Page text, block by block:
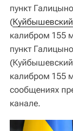
пункт
(
калибром 155
пункт
калибром 155
сообщениях
канале.